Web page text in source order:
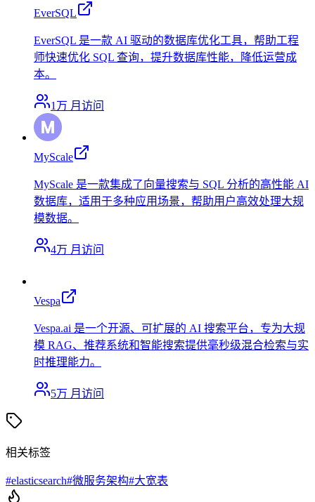
EverSQL
EverSQL 是一款 AI 驱动的数据库优化工具，帮助工程
师快速优化 SQL 查询，提升数据库性能，降低运营成
本。
1万 月访问
MyScale
MyScale 是一款集成了向量搜索与 SQL 分析的高性能 AI
数据库，适用于多种应用场景，帮助用户高效处理大规
模数据。
4万 月访问
Vespa
Vespa.ai 是一个开源、可扩展的 AI 搜索平台，专为大规
模 RAG、推荐系统和智能搜索提供毫秒级混合检索与实
时推理能力。
5万 月访问
相关标签
#elasticsearch#微服务架构#大宽表